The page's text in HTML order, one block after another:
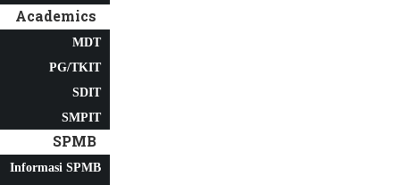
Academics
MDT
PG/TKIT
SDIT
SMPIT
SPMB
Informasi SPMB